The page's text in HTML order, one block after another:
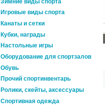
Игровые виды спорта
Канаты и сетки
Кубки, награды
Настольные игры
Оборудование для спортзалов
Обувь
Прочий спортинвентарь
Ролики, скейты, аксессуары
Спортивная одежда